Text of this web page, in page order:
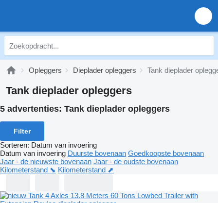
Opleggers Dieplader opleggers Tank dieplader
Tank dieplader opleggers
5 advertenties: Tank dieplader opleggers
Filter
Sorteren: Datum van invoering
Datum van invoering Duurste bovenaan Goedkoopste bovenaan
Jaar - de nieuwste bovenaan Jaar - de oudste bovenaan
Kilometerstand ⬊ Kilometerstand ⬈